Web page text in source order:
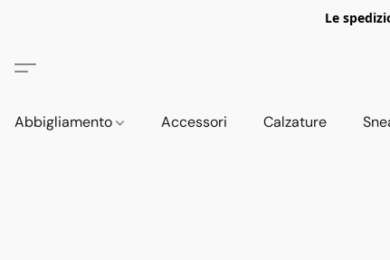
Le
Abbigliamento Accessori Calzature